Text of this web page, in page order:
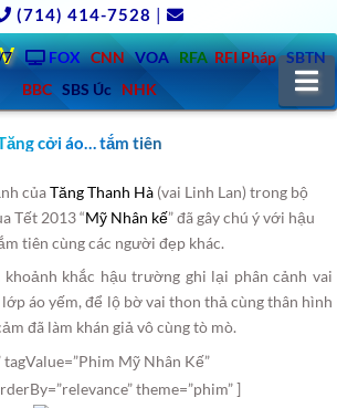
(714) 414-7528 |
7 FOX CNN VOA RFA RFI Pháp SBTN
BBC SBS Úc NHK
cởi áo… tắm tiên
củaTăng Thanh Hà (vai Linh Lan) trong bộ
Tết 2013 “Mỹ Nhân kế” đã gây chú ý với hậu
tiên cùng các người đẹp khác.
khắc hậu trường ghi lại phân cảnh vai
áo yếm, để lộ bờ vai thon thả cùng thân hình
đã làm khán giả vô cùng tò mò.
tagValue=”Phim Mỹ Nhân Kế”
theme=”phim” ]